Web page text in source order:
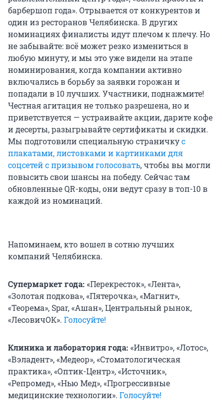
барбершоп года». Отрывается от конкурентов и
один из ресторанов Челябинска. В других
номинациях финалисты идут плечом к плечу. Но
не забывайте: всё может резко измениться в
любую минуту, и мы это уже видели на этапе
номинирования, когда компании активно
включались в борьбу за заявки горожан и
попадали в 10 лучших. Участники, поднажмите!
Честная агитация не только разрешена, но и
приветствуется — устраивайте акции, дарите кофе
и десерты, разыгрывайте сертификаты и скидки.
Мы подготовили специальную страничкус
плакатами, листовками и картинками для
соцсетей с призывом голосовать, чтобы вы могли
повысить свои шансы на победу. Сейчас там
обновленные QR-коды, они ведут сразу в топ-10 в
каждой из номинаций.
Напоминаем, кто вошел в сотню лучших
компаний Челябинска.
Супермаркет года: «Перекресток», «Лента»,
«Золотая подкова», «Пятерочка», «Магнит»,
«Теорема», Spar, «Ашан», Центральный рынок,
«ЛесовичОК». Голосуйте!
Клиника и лаборатория года: «Инвитро», «Лотос»,
«Вэладент», «Медеор», «Стоматологическая
практика», «Оптик-Центр», «Источник»,
«Репромед», «Нью Мед», «Прогрессивные
медицинские технологии». Голосуйте!